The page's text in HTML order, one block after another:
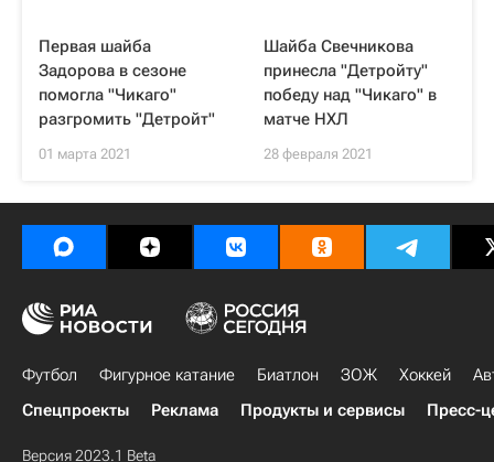
Первая шайба
Задорова в сезоне
помогла "Чикаго"
разгромить "Детройт"
01 марта 2021
Шайба Свечникова
принесла "Детройту"
победу над "Чикаго" в
матче НХЛ
28 февраля 2021
Футбол Фигурное катание Биатлон ЗОЖ Хоккей
Спецпроекты
Реклама Продукты и сервисы Пресс-
Версия 2023.1 Beta